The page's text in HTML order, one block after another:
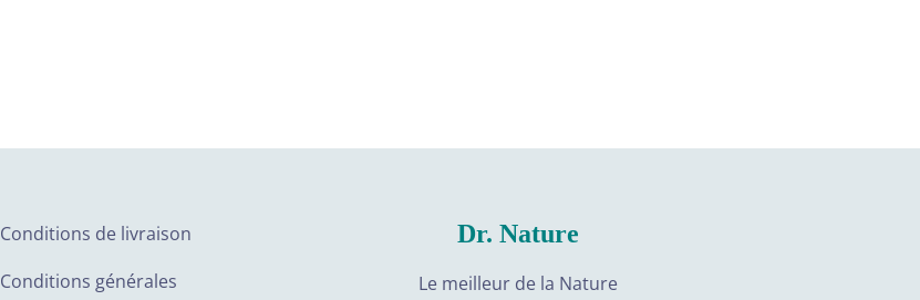
Conditions de livraison
Conditions générales
Dr. Nature
Le meilleur de la Nature